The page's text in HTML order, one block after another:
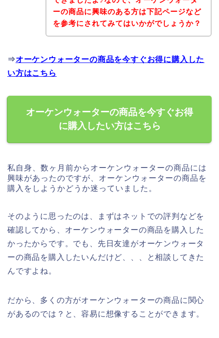
ーの商品に興味のある方は下記ページなど
を参考にされてみてはいかがでしょうか？
⇒オーケンウォーターの商品を今すぐお得に購入した
い方はこちら
オーケンウォーターの商品を今すぐお得
に購入したい方はこちら
私自身、数ヶ月前からオーケンウォーターの商品には
興味があったのですが、オーケンウォーターの商品を
購入をしようかどうか迷っていました。
そのように思ったのは、まずはネットでの評判などを
確認してから、オーケンウォーターの商品を購入した
かったからです。でも、先日友達がオーケンウォータ
ーの商品を購入したいんだけど、、、と相談してきた
んですよね。
だから、多くの方がオーケンウォーターの商品に関心
があるのでは？と、容易に想像することができます。